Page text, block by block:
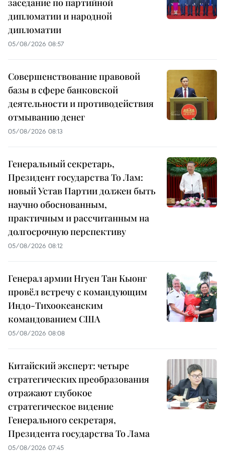
заседание по партийной
дипломатии и народной
дипломатии
05/08/2026 08:57
Совершенствование правовой
базы в сфере банковской
деятельности и противодействия
отмыванию денег
05/08/2026 08:13
Генеральный секретарь,
Президент государства То Лам:
новый Устав Партии должен быть
научно обоснованным,
практичным и рассчитанным на
долгосрочную перспективу
05/08/2026 08:12
Генерал армии Нгуен Тан Кыонг
провёл встречу с командующим
Индо-Тихоокеанским
командованием США
05/08/2026 08:08
Китайский эксперт: четыре
стратегических преобразования
отражают глубокое
стратегическое видение
Генерального секретаря,
Президента государства То Лама
05/08/2026 07:45